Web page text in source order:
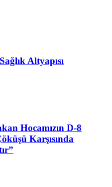
Altyapısı
Hocamızın D-8
Karşısında